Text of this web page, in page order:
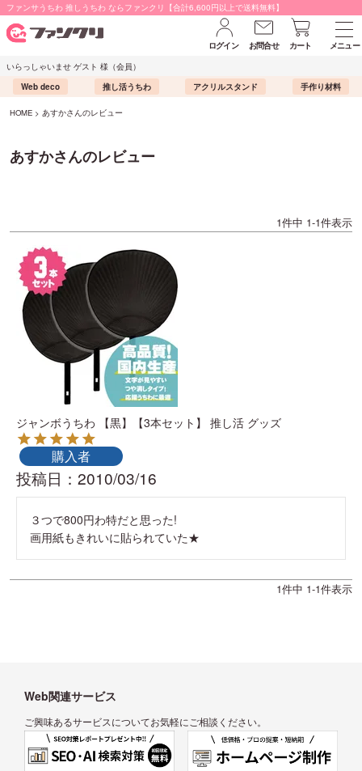
ファンサうちわ 推しうちわ ならファンクリ【合計6,600円以上で送料無料】
ログイン お問合せ カート
メニュー
いらっしゃいませ ゲスト 様（会員）
Web deco
推し活うちわ アクリルスタンド 手作り材料
HOME あすかさんのレビュー
あすかさんのレビュー
1件中 1-1件表示
ジャンボうちわ 【黒】【3本セット】 推し活 グッズ
購入者
投稿日 2010/03/16
３つで800円わ特だと思った!
画用紙もきれいに貼られていた★
1件中 1-1件表示
Web関連サービス
ご興味あるサービスについてお気軽にご相談ください。